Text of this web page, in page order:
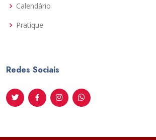
Calendário
Pratique
Redes Sociais